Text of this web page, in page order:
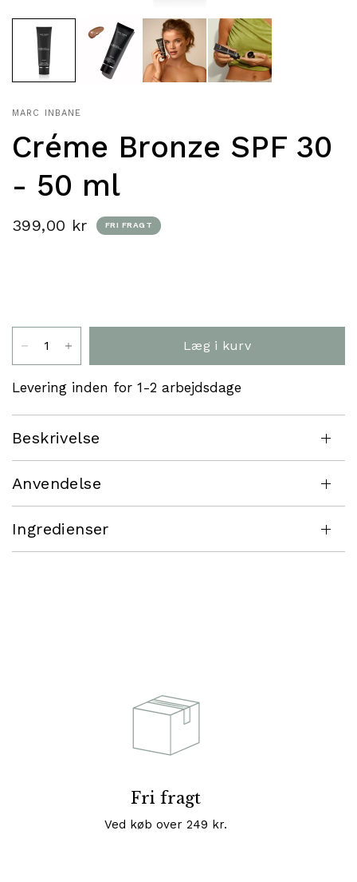
MARC INBANE
Créme Bronze SPF 30
- 50 ml
399,00 kr FRI FRAGT
Læg i kurv
Levering inden for 1-2 arbejdsdage
Beskrivelse
Anvendelse
Ingredienser
Fri fragt
Ved køb over 249 kr.